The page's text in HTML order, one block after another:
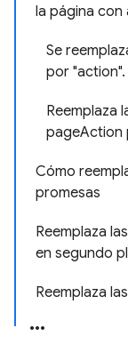
la página con
Se
por "action".
Reemplaza
pageAction
Cómo
promesas
Reemplaza
en segundo
Reemplaza